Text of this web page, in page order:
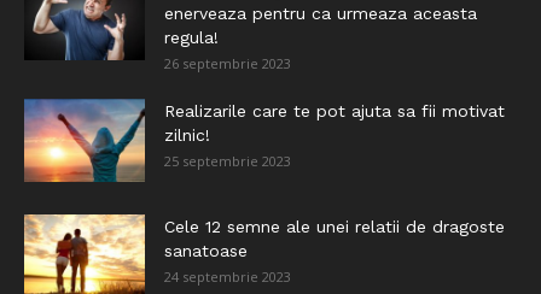
enerveaza pentru ca urmeaza aceasta
regula!
26 septembrie 2023
Realizarile care te pot ajuta sa fii motivat
zilnic!
25 septembrie 2023
Cele 12 semne ale unei relatii de dragoste
sanatoase
24 septembrie 2023